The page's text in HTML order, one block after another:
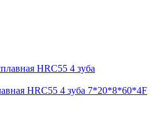
HRC55 4 зуба 7*20*8*60*4F